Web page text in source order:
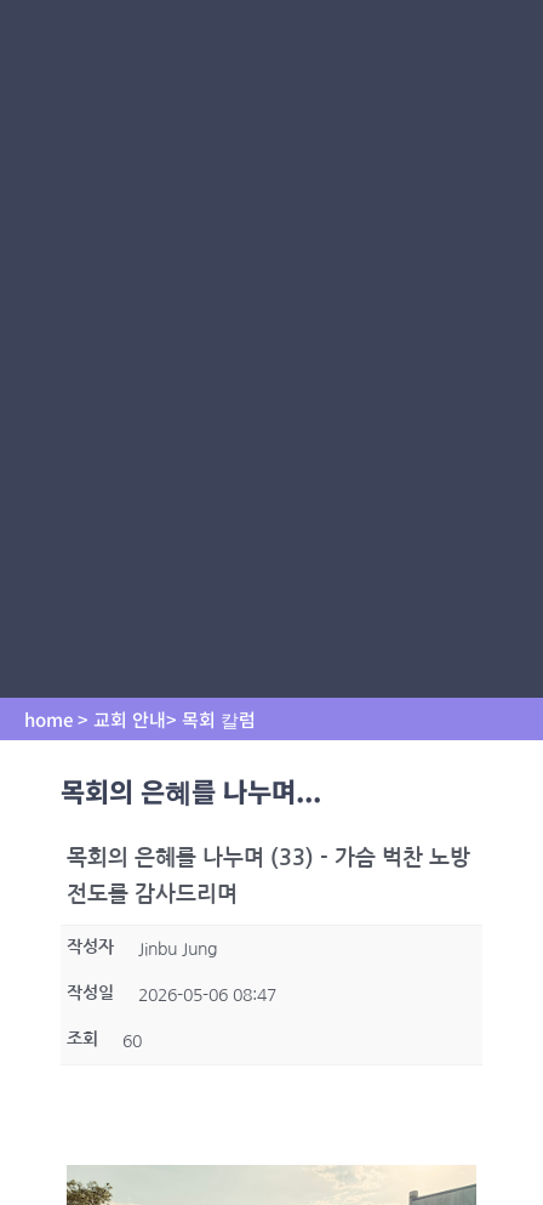
home > 교회 안내> 목회 칼럼
목회의 은혜를 나누며...
목회의 은혜를 나누며 (33) - 가슴 벅찬 노방
전도를 감사드리며
작성자 Jinbu Jung
작성일 2026-05-06 08:47
조회 60